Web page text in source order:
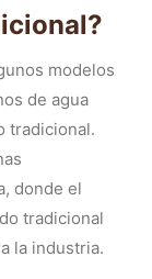
modelos
de agua
tradicional.
donde el
tradicional
la industria.